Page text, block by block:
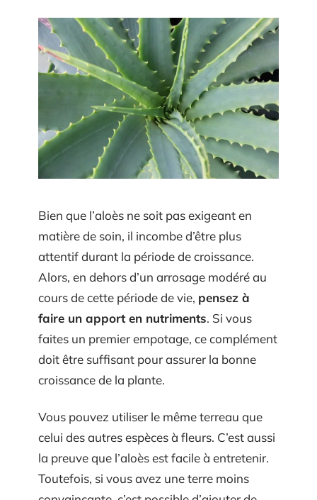
Bien que l’aloès ne soit pas exigeant en
matière de soin, il incombe d’être plus
attentif durant la période de croissance.
Alors, en dehors d’un arrosage modéré au
cours de cette période de vie, pensez à
faire un apport en nutriments. Si vous
faites un premier empotage, ce complément
doit être suffisant pour assurer la bonne
croissance de la plante.
Vous pouvez utiliser le même terreau que
celui des autres espèces à fleurs. C’est aussi
la preuve que l’aloès est facile à entretenir.
Toutefois, si vous avez une terre moins